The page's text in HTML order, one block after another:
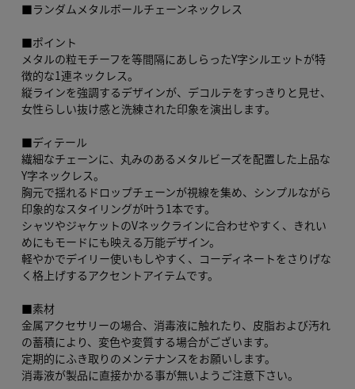
■ランダムメタルボールチェーンネックレス
■ポイント
メタルの粒モチーフを等間隔にあしらったY字シルエットが特
徴的な1連ネックレス。
縦ラインを強調するデザインが、デコルテをすっきりと見せ、
女性らしい抜け感と洗練された印象を演出します。
■ディテール
繊細なチェーンに、丸みのあるメタルビーズを配置した上品な
Y字ネックレス。
胸元で揺れるドロップチェーンが視線を集め、シンプルながら
印象的なスタイリングが叶う1本です。
シャツやジャケットのVネックラインに合わせやすく、きれい
めにもモードにも映える万能デザイン。
軽やかでデイリー使いもしやすく、コーディネートをさりげな
く格上げするアクセントアイテムです。
■素材
金属アクセサリーの場合、消毒液に触れたり、皮脂および汚れ
の蓄積により、変色や変質する場合がございます。
定期的にふき取りのメンテナンスをお願いします。
消毒液が製品に直接かかる事が無いようご注意下さい。